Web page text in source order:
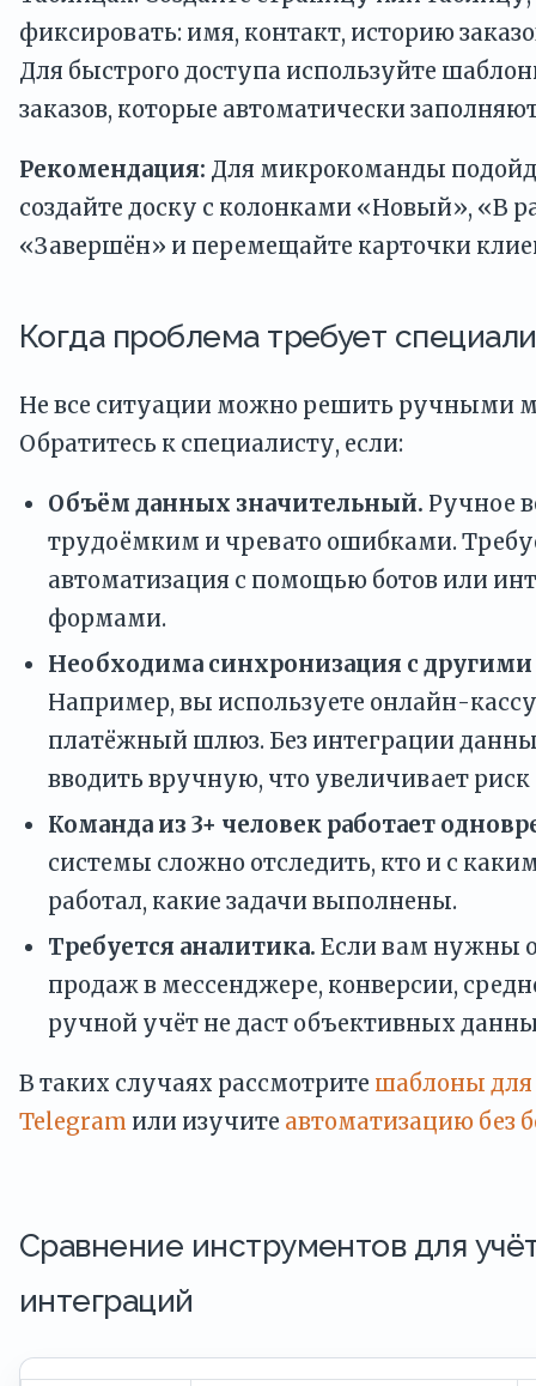
фиксировать: имя, контакт, историю
Для быстрого доступа используйте
заказов, которые автоматически
Рекомендация: Для микрокоманды
создайте доску с колонками «Новый», «В
«Завершён» и перемещайте карточки
Когда проблема требует
Не все ситуации можно решить ручными
Обратитесь к специалисту, если:
Объём данных значительный. Ручное
трудоёмким и чревато ошибками.
автоматизация с помощью ботов или
формами.
Необходима синхронизация с другими
Например, вы используете онлайн-
платёжный шлюз. Без интеграции
вводить вручную, что увеличивает
Команда из 3+ человек работает
системы сложно отследить, кто и с
работал, какие задачи выполнены.
Требуется аналитика. Если вам нужны
продаж в мессенджере, конверсии,
ручной учёт не даст объективных
В таких случаях рассмотрите шаблоны для
Telegram или изучите автоматизацию без
Сравнение инструментов для
интеграций